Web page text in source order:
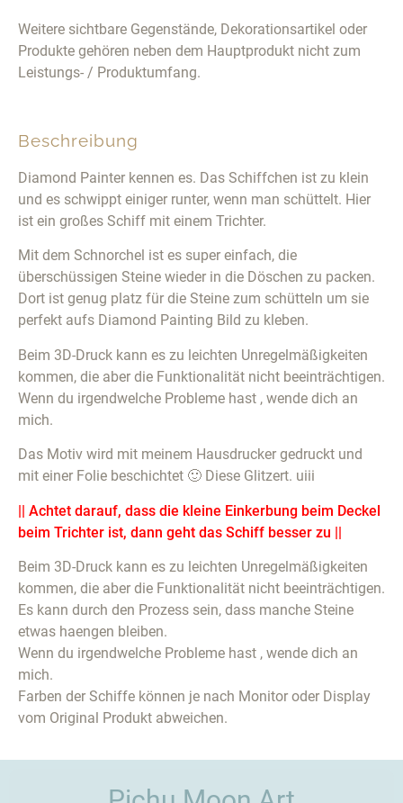
Beschreibung
Diamond Painter kennen es. Das Schiffchen ist zu klein
und es schwippt einiger runter, wenn man schüttelt. Hier
ist ein großes Schiff mit einem Trichter.
Mit dem Schnorchel ist es super einfach, die
überschüssigen Steine wieder in die Döschen zu packen.
Dort ist genug platz für die Steine zum schütteln um sie
perfekt aufs Diamond Painting Bild zu kleben.
Beim 3D-Druck kann es zu leichten Unregelmäßigkeiten
kommen, die aber die Funktionalität nicht beeinträchtigen.
Wenn du irgendwelche Probleme hast , wende dich an
mich.
Das Motiv wird mit meinem Hausdrucker gedruckt und
mit einer Folie beschichtet 🙂 Diese Glitzert. uiii
|| Achtet darauf, dass die kleine Einkerbung beim Deckel
beim Trichter ist, dann geht das Schiff besser zu ||
Beim 3D-Druck kann es zu leichten Unregelmäßigkeiten
kommen, die aber die Funktionalität nicht beeinträchtigen.
Es kann durch den Prozess sein, dass manche Steine
etwas haengen bleiben.
Wenn du irgendwelche Probleme hast , wende dich an
mich.
Farben der Schiffe können je nach Monitor oder Display
vom Original Produkt abweichen.
Weitere sichtbare Gegenstände, Dekorationsartikel oder
Produkte gehören neben dem Hauptprodukt nicht zum
Leistungs- / Produktumfang.